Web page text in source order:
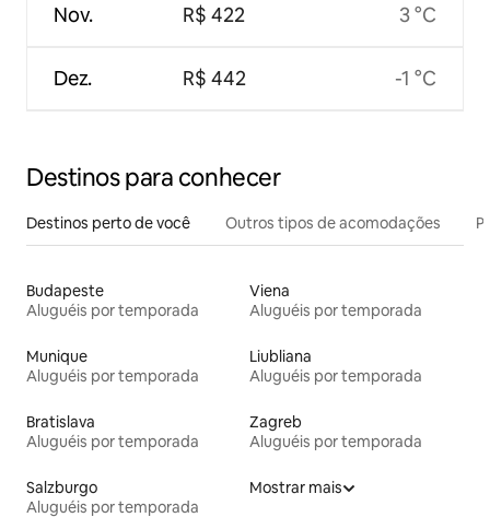
Nov.
Dez.
R$ 422
R$ 442
3 °C
-1 °C
Destinos para conhecer
Destinos perto de você Outros tipos de acomodações
Budapeste
Aluguéis por temporada
Viena
Aluguéis por temporada
Munique
Aluguéis por temporada
Liubliana
Aluguéis por temporada
Bratislava
Aluguéis por temporada
Zagreb
Aluguéis por temporada
Salzburgo
Aluguéis por temporada
Mostrar mais